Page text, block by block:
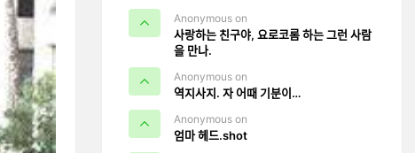
Anonymous on
사랑하는 친구야, 요로코롬 하는 그런 사람
을 만나.
Anonymous on
역지사지. 자 어때 기분이…
Anonymous on
엄마 헤드.shot